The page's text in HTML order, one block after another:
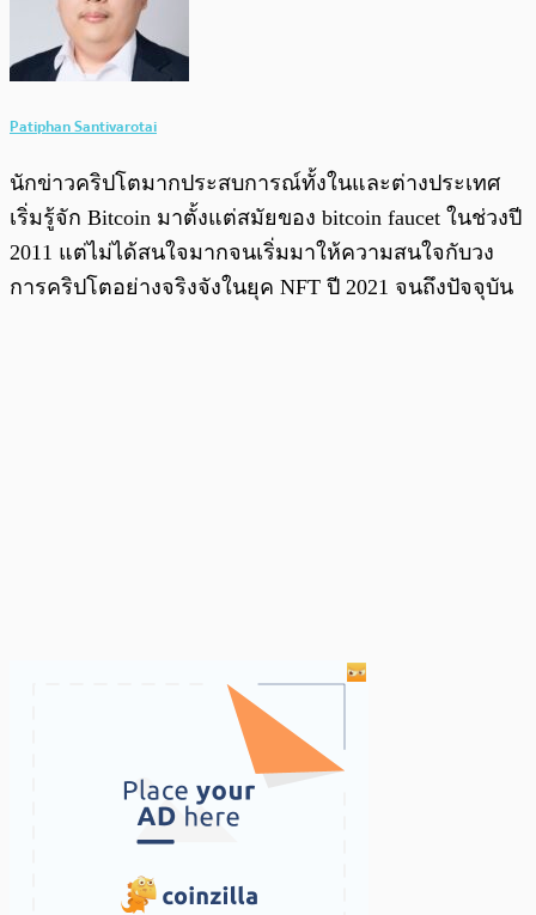
Patiphan Santivarotai
นักข่าวคริปโตมากประสบการณ์ทั้งในและต่างประเทศ
เริ่มรู้จัก Bitcoin มาตั้งแต่สมัยของ bitcoin faucet ในช่วงปี
2011 แต่ไม่ได้สนใจมากจนเริ่มมาให้ความสนใจกับวง
การคริปโตอย่างจริงจังในยุค NFT ปี 2021 จนถึงปัจจุบัน